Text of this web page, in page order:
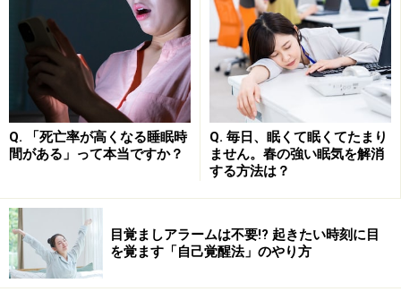
す。
■ トメルミン
水がなくても大丈夫です
ライオン１箱６錠入り 600円 [医薬品]
無水カフェインが１日分の３錠中、500mgも入っている
にもかかわらず、苦味を抑えた爽快なメントール味が魅
Q. 「死亡率が高くなる睡眠時
間がある」って本当ですか？
Q. 毎日、眠くて眠くてたまり
ません。春の強い眠気を解消
する方法は？
目覚ましアラームは不要!? 起きたい時刻に目
を覚ます「自己覚醒法」のやり方